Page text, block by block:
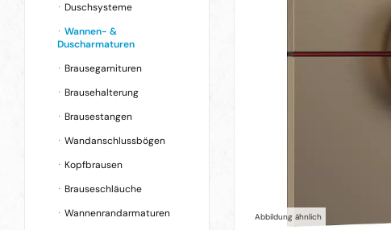
Duschsysteme
Wannen- &
Duscharmaturen
Brausegarnituren
Brausehalterung
Brausestangen
Wandanschlussbögen
Kopfbrausen
Brauseschläuche
Wannenrandarmaturen
Abbildung ähnlich